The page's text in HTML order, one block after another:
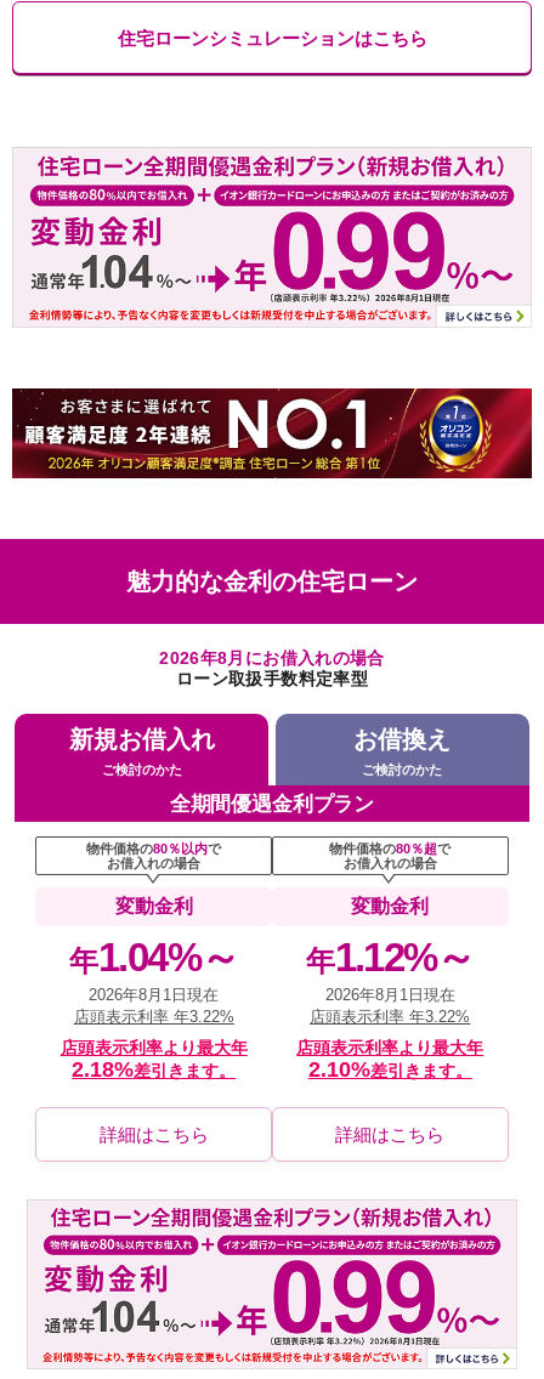
住宅ローンシミュレーションはこちら
魅力的な金利の住宅ローン
2026年8月にお借入れの場合
ローン取扱手数料定率型
新規お借入れ
ご検討のかた
お借換え
ご検討のかた
全期間優遇金利プラン
物件価格の80％以内で
お借入れの場合
変動金利
年1.04%～
2026年8月1日現在
店頭表示利率 年3.22%
店頭表示利率より最大年
2.18%差引きます。
詳細はこちら
物件価格の80％超で
お借入れの場合
変動金利
年1.12%～
2026年8月1日現在
店頭表示利率 年3.22%
店頭表示利率より最大年
2.10%差引きます。
詳細はこちら